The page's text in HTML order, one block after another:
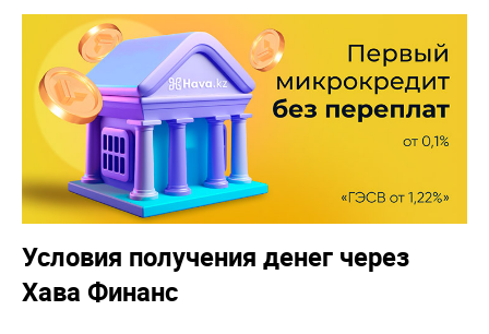
Условия получения денег через
Хава Финанс